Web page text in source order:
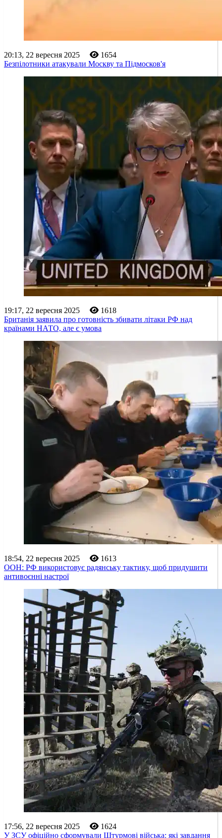
20:13, 22 вересня 2025
1654
Безпілотники атакували Москву та Підмосков'я
19:17, 22 вересня 2025
1618
Британія заявила про готовність збивати літаки РФ над
країнами НАТО, але є умова
18:54, 22 вересня 2025
1613
ООН: РФ використовує радянську тактику, щоб придушити
антивоєнні настрої
17:56, 22 вересня 2025
1624
У ЗСУ офіційно сформували Штурмові війська: які завдання